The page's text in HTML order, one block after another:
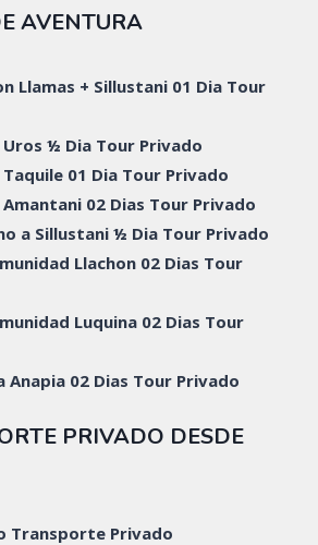
AVENTURA
Llamas + Sillustani 01 Dia Tour
Uros ½ Dia Tour Privado
01 Dia Tour Privado
02 Dias Tour Privado
a Sillustani ½ Dia Tour Privado
Llachon 02 Dias Tour
Luquina 02 Dias Tour
Anapia 02 Dias Tour Privado
PRIVADO DESDE
Transporte Privado